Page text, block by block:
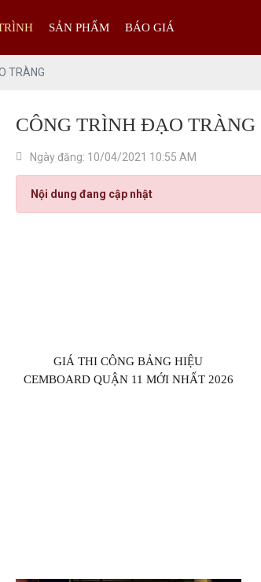
SẢN PHẨM BÁO GIÁ
TRÀNG
CÔNG TRÌNH ĐẠO TRÀNG
Ngày đăng: 10/04/2021 10:55 AM
Nội dung đang cập nhật
GIÁ THI CÔNG BẢNG HIỆU
CEMBOARD QUẬN 11 MỚI NHẤT 2026